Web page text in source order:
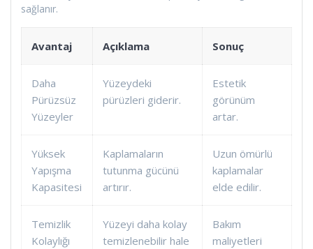
sağlanır.
Avantaj Açıklama Sonuç
Daha
Pürüzsüz
Yüzeyler
Yüzeydeki
pürüzleri giderir.
Estetik
görünüm
artar.
Yüksek
Yapışma
Kapasitesi
Kaplamaların
tutunma gücünü
artırır.
Uzun ömürlü
kaplamalar
elde edilir.
Temizlik
Kolaylığı
Yüzeyi daha kolay
temizlenebilir hale
Bakım
maliyetleri